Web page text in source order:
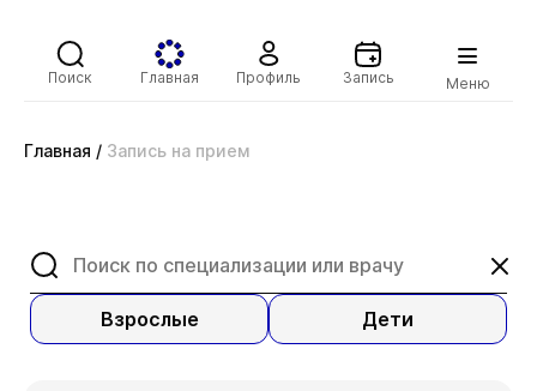
Поиск Главная Профиль Запись Меню
Главная / Запись на прием
Взрослые Дети